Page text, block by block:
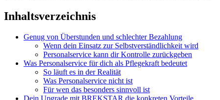
Inhaltsverzeichnis
Genug von Überstunden und schlechter Bezahlung
Wenn dein Einsatz zur Selbstverständlichkeit wird
Personalservice kann dir Kontrolle zurückgeben
Was Personalservice für dich als Pflegekraft bedeutet
So läuft es in der Realität
Was Personalservice nicht ist
Für wen das besonders sinnvoll ist
Dein Upgrade mit BREKSTAR die konkreten Vorteile